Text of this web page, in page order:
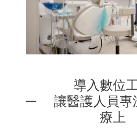
導入數位
讓醫護人員專
療上